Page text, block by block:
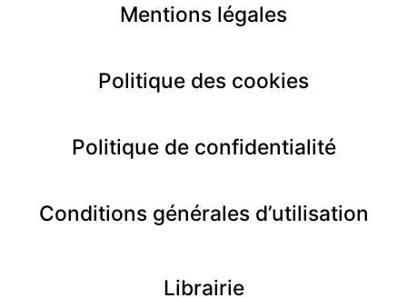
Mentions légales
Politique des cookies
Politique de confidentialité
Conditions générales d’utilisation
Librairie